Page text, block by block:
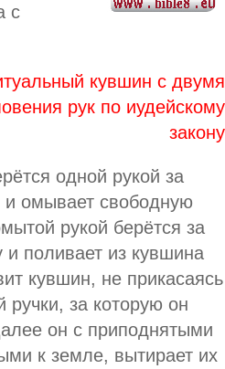
с
кувшин с двумя
рук по иудейскому
закону
одной рукой за
и омывает свободную
рукой берётся за
и поливает из кувшина
кувшин, не прикасаясь
ручки, за которую он
он с приподнятыми
к земле, вытирает их